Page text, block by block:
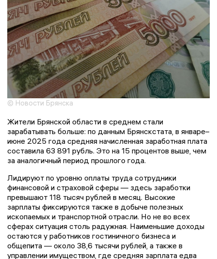
© Новости Брянска
Жители Брянской области в среднем стали
зарабатывать больше: по данным Брянскстата, в январе–
июне 2025 года средняя начисленная заработная плата
составила 63 891 рубль. Это на 15 процентов выше, чем
за аналогичный период прошлого года.
Лидируют по уровню оплаты труда сотрудники
финансовой и страховой сферы — здесь заработки
превышают 118 тысяч рублей в месяц. Высокие
зарплаты фиксируются также в добыче полезных
ископаемых и транспортной отрасли. Но не во всех
сферах ситуация столь радужная. Наименьшие доходы
остаются у работников гостиничного бизнеса и
общепита — около 38,6 тысячи рублей, а также в
управлении имуществом, где средняя зарплата едва